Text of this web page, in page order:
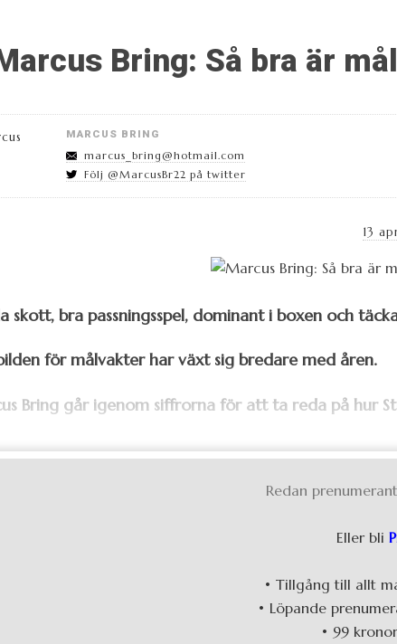
Bring: Så bra är
MARCUS BRING
marcus_bring@hotmail.com
Följ @MarcusBr22 på twitter
13
skott, bra passningsspel, dominant i boxen och
för målvakter har växt sig bredare med åren.
Bring går igenom siffrorna för att ta reda på hur
Redan
Eller bli
• Tillgång till allt
• Löpande
• 99